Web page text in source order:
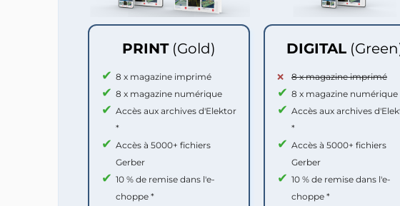
PRINT (Gold)
8 x magazine imprimé
8 x magazine numérique
Accès aux archives d'Elektor
*
Accès à 5000+ fichiers
Gerber
10 % de remise dans l'e-
choppe *
DIGITAL
8 x magazine imprimé
8 x magazine numérique
Accès aux archives
*
Accès à 5000+ fichiers
Gerber
10 % de remise dans l'e-
choppe *